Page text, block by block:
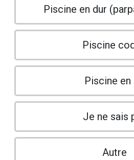
Piscine en dur
Piscine
Piscine en
Je ne sais
Autre